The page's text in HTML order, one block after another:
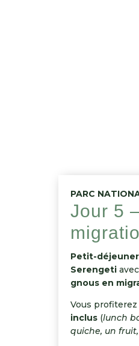
PARC
Jour 5
Petit-
Serengeti
gnous en
Vous profiterez
inclus (lunch
quiche, un